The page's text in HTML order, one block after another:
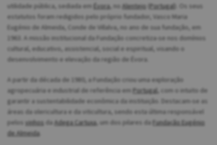
utilidade pública, sediada em Évora, no Alentejo (Portugal). Os seus
estatutos foram redigidos pelo próprio fundador, Vasco Maria
Eugénio de Almeida, Conde de Villalva, no ano de sua fundação, em
1963. A missão institucional da Fundação concretiza-se nos domínios
cultural, educativo, assistencial, social e espiritual, visando o
desenvolvimento e elevação da região de Évora.
A partir da década de 1980, a Fundação criou uma exploração
agropecuária e industrial de referência em Portugal, com o intuito de
garantir a sustentabilidade econômica da instituição. Destacam-se as
áreas da olericultura e da viticultura, sendo esta última responsável
pelos vinhos da Adega Cartuxa, um dos pilares da Fundação Eugénio
de Almeida